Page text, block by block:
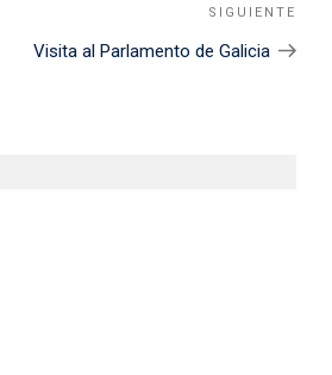
SIGUIENTE
Visita al Parlamento de Galicia